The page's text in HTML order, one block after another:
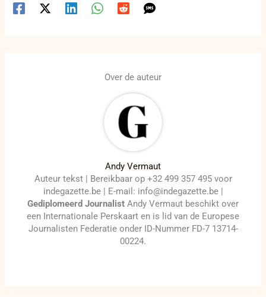
Over de auteur
Andy Vermaut
Auteur tekst | Bereikbaar op +32 499 357 495 voor
indegazette.be | E-mail: info@indegazette.be |
Gediplomeerd Journalist Andy Vermaut beschikt over
een Internationale Perskaart en is lid van de Europese
Journalisten Federatie onder ID-Nummer FD-7 13714-
00224.